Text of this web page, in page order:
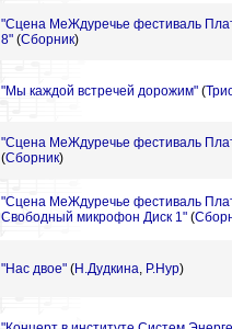
"Сцена МеЖдуречье фестиваль
8" (Сборник)
"Мы каждой встречей дорожим" (
"Сцена МеЖдуречье фестиваль
(Сборник)
"Сцена МеЖдуречье фестиваль
Свободный микрофон Диск 1" (
"Нас двое" (Н.Дудкина, Р.Нур)